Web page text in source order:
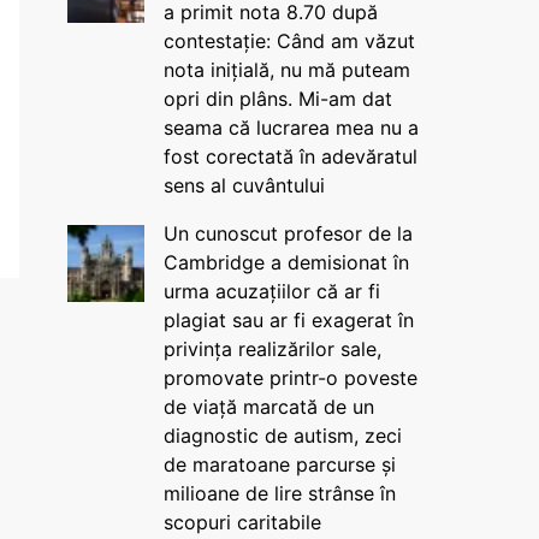
a primit nota 8.70 după
contestație: Când am văzut
nota inițială, nu mă puteam
opri din plâns. Mi-am dat
seama că lucrarea mea nu a
fost corectată în adevăratul
sens al cuvântului
Un cunoscut profesor de la
Cambridge a demisionat în
urma acuzațiilor că ar fi
plagiat sau ar fi exagerat în
privința realizărilor sale,
promovate printr-o poveste
de viață marcată de un
diagnostic de autism, zeci
de maratoane parcurse și
milioane de lire strânse în
scopuri caritabile